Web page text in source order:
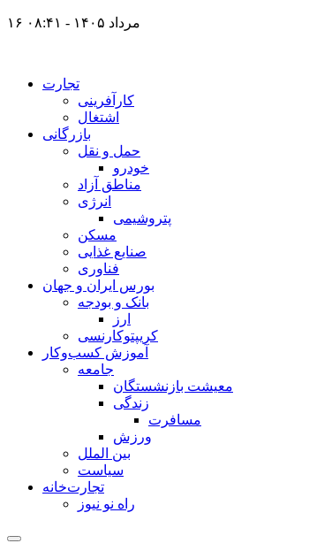
۱۶ مرداد ۱۴۰۵ - ۰۸:۴۱
تجارت
کارآفرینی
اشتغال
بازرگانی
حمل و نقل
خودرو
مناطق آزاد
انرژی
پتروشیمی
مسکن
صنایع غذایی
فناوری
بورس ایران و جهان
بانک و بودجه
ارز
کریپتوکارنسی
آموزش کسب‌وکار
جامعه
معیشت بازنشستگان
زندگی
مسافرت
ورزش
بین الملل
سیاست
تجارت‌خانه
راه نو نیوز